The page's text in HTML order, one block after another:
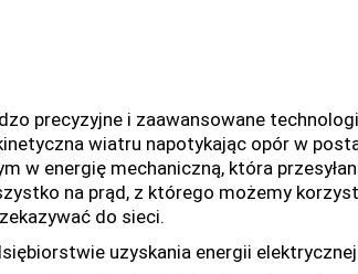
precyzyjne i zaawansowane
wiatru napotykając opór w
w energię mechaniczną, która
na prąd, z którego możemy
do sieci.
uzyskania energii